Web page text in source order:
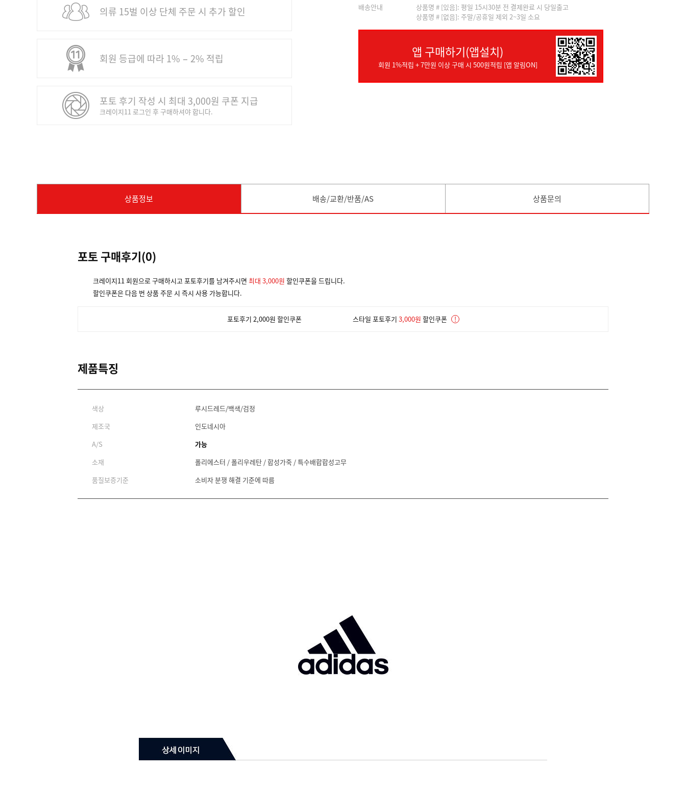
의류 15벌 이상 단체 주문 시 추가 할인
회원 등급에 따라 1% − 2% 적립
포토 후기 작성 시 최대 3,000원 쿠폰 지급
크레이지11 로그인 후 구매하셔야 합니다.
배송안내
상품명 # [있음]: 평일 15시30분 전 결제완료 시 당일출고
상품명 # [없음]: 주말/공휴일 제외 2~3일 소요
앱 구매하기(앱설치)
회원 1%적립 + 7만원 이상 구매 시 500원적립 [앱 알림ON]
상품정보 배송/교환/반품/AS 상품문의
포토 구매후기(0)
크레이지11 회원으로 구매하시고 포토후기를 남겨주시면 최대 3,000원 할인쿠폰을 드립니다.
할인쿠폰은 다음 번 상품 주문 시 즉시 사용 가능합니다.
포토후기 2,000원 할인쿠폰 스타일 포토후기 3,000원 할인쿠폰 !
제품특징
색상
루시드레드/백색/검정
제조국
인도네시아
A/S
가능
소재
폴리에스터 / 폴리우레탄 / 합성가죽 / 특수배합합성고무
품질보증기준
소비자 분쟁 해결 기준에 따름